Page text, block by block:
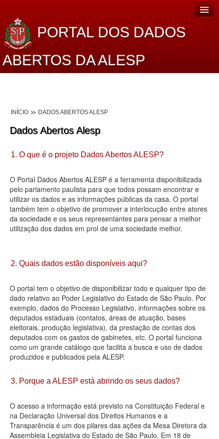
PORTAL DOS DADOS
ABERTOS DA ALESP
Lei de Acesso à Informação
Dados Governamentais Abertos
Planejamento
Catálogo de dados
Processo Legislativo
Deputados Estaduais
Agenda
Perguntas frequentes
Contato
INÍCIO DADOS ABERTOS ALESP
Dados Abertos Alesp
1. O que é o projeto Dados Abertos ALESP?
O Portal Dados Abertos ALESP é a ferramenta disponibilizada
pelo parlamento paulista para que todos possam encontrar e
utilizar os dados e as informações públicas da casa. O portal
também tem o objetivo de promover a interlocução entre atores
da sociedade e os seus representantes para pensar a melhor
utilização dos dados em prol de uma sociedade melhor.
2. Quais dados estão disponíveis aqui?
O portal tem o objetivo de disponibilizar todo e qualquer tipo de
dado relativo ao Poder Legislativo do Estado de São Paulo. Por
exemplo, dados do Processo Legislativo, informações sobre os
deputados estaduais (contatos, áreas de atuação, bases
eleitorais, produção legislativa), da prestação de contas dos
deputados com os gastos de gabinetes, etc. O portal funciona
como um grande catálogo que facilita a busca e uso de dados
produzidos e publicados pela ALESP.
3. Porque a ALESP está abrindo os seus dados?
O acesso a informação está previsto na Constituição Federal e
na Declaração Universal dos Direitos Humanos e a
Transparência é um dos pilares das ações da Mesa Diretora da
Assembleia Legislativa do Estado de São Paulo. Em 18 de